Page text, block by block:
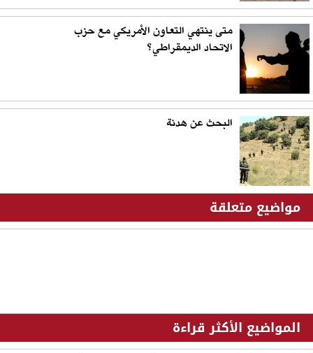
متى ينتهي التعاون الأمريكي مع حزب
الاتحاد الديمقراطي؟
البحث عن هدنة
مواضيع متعلقة
المواضيع الأكثر قراءة